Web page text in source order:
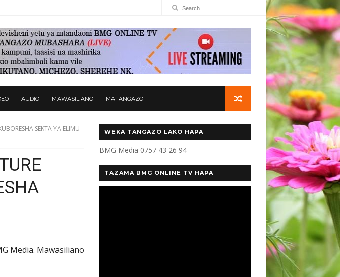
AUDIO MAWASILIANO MATANGAZO
SEKTA YA ELIMU
Media. Mawasiliano
WEKA TANGAZO LAKO HAPA
BMG Media 0757 43 26 94
TAZAMA BMG ONLINE TV HAPA